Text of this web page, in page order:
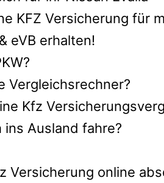
KFZ Versicherung für
eVB erhalten!
Vergleichsrechner?
Kfz
Ausland fahre?
Versicherung online